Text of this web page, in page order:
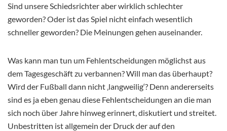
Sind unsere Schiedsrichter aber wirklich schlechter
geworden? Oder ist das Spiel nicht einfach wesentlich
schneller geworden? Die Meinungen gehen auseinander.
Was kann man tun um Fehlentscheidungen möglichst aus
dem Tagesgeschäft zu verbannen? Will man das überhaupt?
Wird der Fußball dann nicht ‚langweilig‘? Denn andererseits
sind es ja eben genau diese Fehlentscheidungen an die man
sich noch über Jahre hinweg erinnert, diskutiert und streitet.
Unbestritten ist allgemein der Druck der auf den